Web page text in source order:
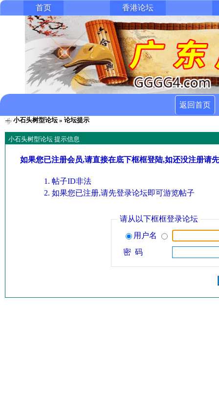
首页 香港论坛
返回首页
小石头树型论坛» 论坛提示
小石头树型论坛 提示信息
如果您已注册会员,请直接在底下框框登陆,如还没注册请
帖子ID非法
如果您已注册,请先登录论坛即可游览帖子
请从以下框框登录论坛
用户名
密 码